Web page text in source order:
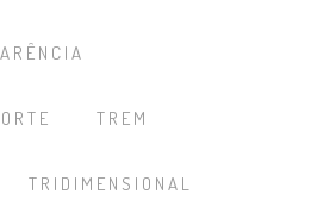
TREM
TRIDIMENSIONAL